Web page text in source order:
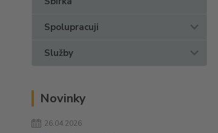
Spolupracuji
Služby
Novinky
26.04.2026